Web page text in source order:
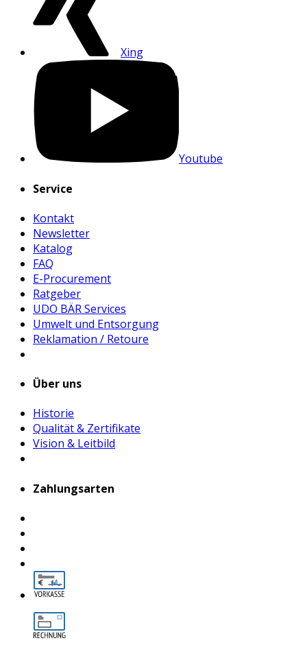
Xing
Youtube
Service
Kontakt
Newsletter
Katalog
FAQ
E-Procurement
Ratgeber
UDO BÄR Services
Umwelt und Entsorgung
Reklamation / Retoure
Über uns
Historie
Qualität & Zertifikate
Vision & Leitbild
Zahlungsarten